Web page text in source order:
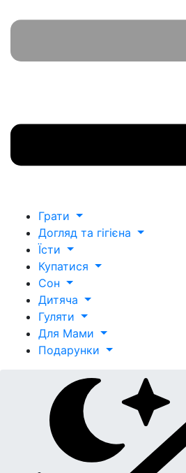
Грати
Догляд та гігієна
Їсти
Купатися
Сон
Дитяча
Гуляти
Для Мами
Подарунки